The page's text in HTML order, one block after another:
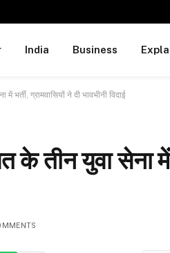
India Business
ग्रामवासियों ने दी भावभीनी विदाई
तीन युवा सेना में